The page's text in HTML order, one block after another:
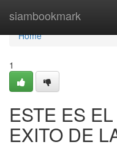
siambookmark
Home
Home
1
ESTE ES
EXITO DE